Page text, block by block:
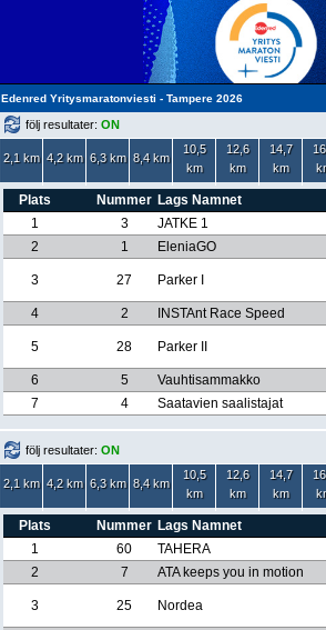
Edenred Yritysmaratonviesti - Tampere 2026
följ resultater: ON
2,1 km 4,2 km 6,3 km 8,4 km
10,5
km
12,6
km
14,7
km
Plats Nummer Lags Namnet
1
3
JATKE 1
2
1 EleniaGO
3 27 Parker I
4 2 INSTAnt Race Speed
5 28 Parker II
6 5
Vauhtisammakko
7
4 Saatavien saalistajat
följ resultater: ON
2,1 km 4,2 km 6,3 km 8,4 km
10,5
km
12,6
km
14,7
km
Plats Nummer Lags Namnet
1
60
TAHERA
2
7 ATA keeps you in motion
3 25 Nordea